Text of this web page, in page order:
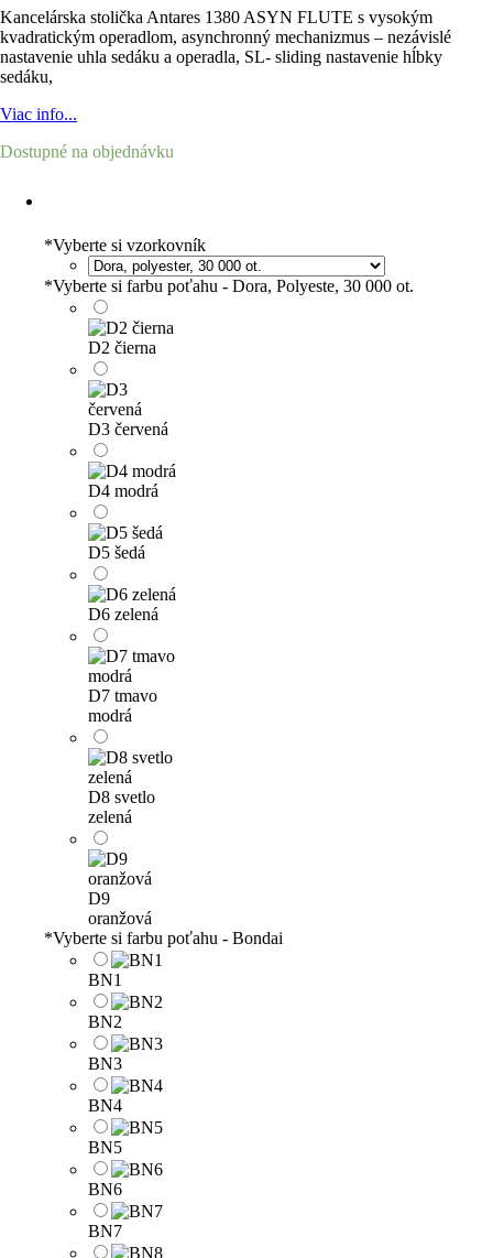
Kancelárska stolička Antares 1380 ASYN FLUTE s vysokým
kvadratickým operadlom, asynchronný mechanizmus – nezávislé
nastavenie uhla sedáku a operadla, SL- sliding nastavenie hĺbky
sedáku,
Viac info...
Dostupné na objednávku
*Vyberte si vzorkovník
*Vyberte si farbu poťahu - Dora, Polyeste, 30 000 ot.
D2 čierna
D3 červená
D4 modrá
D5 šedá
D6 zelená
D7 tmavo
modrá
D8 svetlo
zelená
D9
oranžová
*Vyberte si farbu poťahu - Bondai
BN1
BN2
BN3
BN4
BN5
BN6
BN7